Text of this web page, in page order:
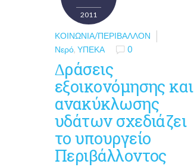
2011
ΚΟΙΝΩΝΊΑ/ΠΕΡΙΒΆΛΛΟΝ
Νερό, ΥΠΕΚΑ 0
∆ράσεις
εξοικονόµησης και
ανακύκλωσης
υδάτων σχεδιάζει
το υπουργείο
Περιβάλλοντος